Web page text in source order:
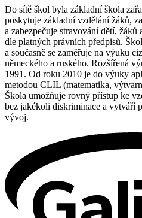
Do sítě škol byla základní škola
poskytuje základní vzdělání žáků,
a zabezpečuje stravování dětí,
dle platných právních předpisů.
a současně se zaměřuje na výuku
německého a ruského. Rozšířená
1991. Od roku 2010 je do výuky
metodou CLIL (matematika,
Škola umožňuje rovný přístup ke
bez jakékoli diskriminace a vytváří
vývoj.